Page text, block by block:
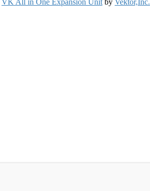
VK All in One Expansion Unit by Vektor,Inc.